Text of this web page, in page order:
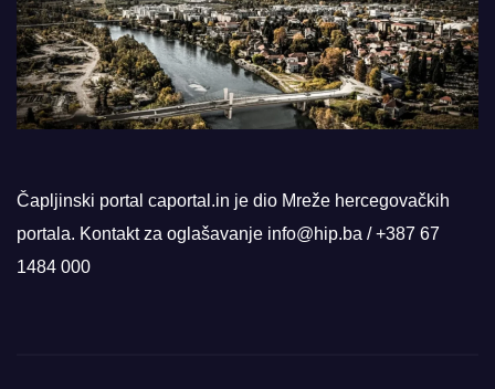
Čapljinski portal caportal.in je dio Mreže hercegovačkih
portala. Kontakt za oglašavanje info@hip.ba / +387 67
1484 000